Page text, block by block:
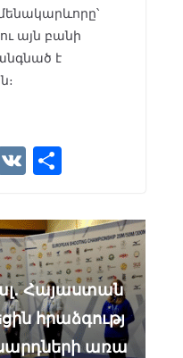
այն բանի
է
V
ar
e
Հայաստան
հրաձգությ
առա